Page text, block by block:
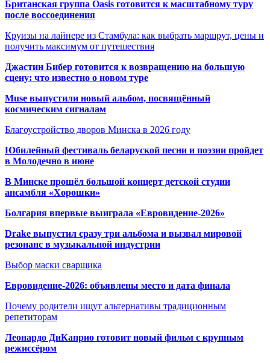
Британская группа Oasis готовится к масштабному туру
после воссоединения
Круизы на лайнере из Стамбула: как выбрать маршрут, цены и
получить максимум от путешествия
Джастин Бибер готовится к возвращению на большую
сцену: что известно о новом туре
Muse выпустили новый альбом, посвящённый
космическим сигналам
Благоустройство дворов Минска в 2026 году
Юбилейный фестиваль беларуской песни и поэзии пройдет
в Молодечно в июне
В Минске прошёл большой концерт детской студии
ансамбля «Хорошки»
Болгария впервые выиграла «Евровидение-2026»
Drake выпустил сразу три альбома и вызвал мировой
резонанс в музыкальной индустрии
Выбор маски сварщика
Евровидение-2026: объявлены место и дата финала
Почему родители ищут альтернативы традиционным
репетиторам
Леонардо ДиКаприо готовит новый фильм с крупным
режиссёром